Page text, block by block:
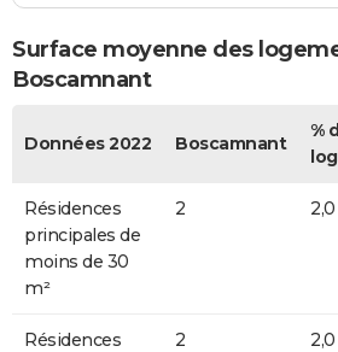
Surface moyenne des
Boscamnant
Données 2022 Boscamnant
%
Résidences
principales de
moins de 30
m²
2
Résidences
2